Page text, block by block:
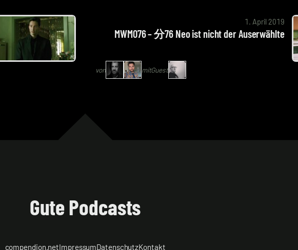
1. April 2019
MWM076 – 分76 Neo ist nicht der Auserwählte
von mitGuest
Alexander
Hoaxmaster,
|
Schlingel
Gute Podcasts
compendion.netImpressumDatenschutzKontakt